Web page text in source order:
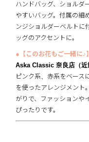
ハンドバッグ、ショルダ
やすいバッグ。付属の細
ンジショルダーベルトに
ッグのアクセントに。
●【このお花もご一緒に♪】
Aska Classic 奈良店（近
ピンク系、赤系をベース
を使ったアレンジメント
がりで、ファッションや
ぴったりです。